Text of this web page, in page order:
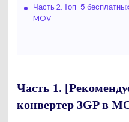
Часть 2. Топ-5
MOV
Часть 1.
конвертер 3GP в